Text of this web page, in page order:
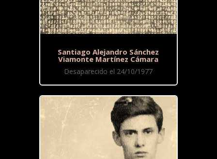
Santiago Alejandro Sánchez
Viamonte Martínez Cámara
Desaparecido el 24/10/1977